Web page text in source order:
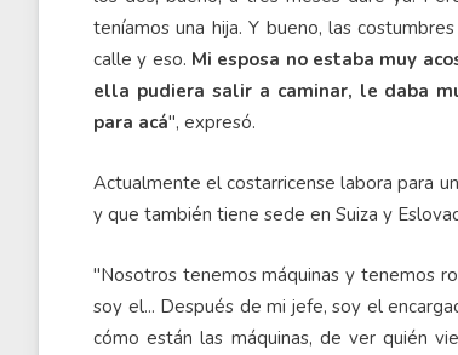
teníamos una hija. Y bueno, las
calle y eso. Mi esposa no estaba muy
ella pudiera salir a caminar, le daba
para acá", expresó.
Actualmente el costarricense labora para
y que también tiene sede en Suiza y
"Nosotros tenemos máquinas y tenemos
soy el... Después de mi jefe, soy el
cómo están las máquinas, de ver quién